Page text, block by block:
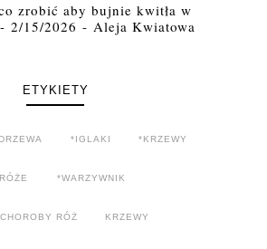
zrobić aby bujnie kwitła w
- 2/15/2026 - Aleja Kwiatowa
ETYKIETY
*IGLAKI *KRZEWY
*WARZYWNIK
CHOROBY RÓŻ KRZEWY